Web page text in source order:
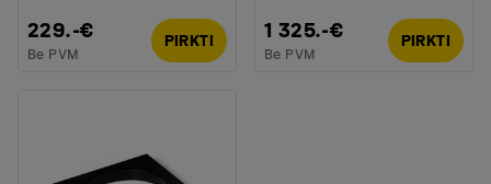
229.-€
Be PVM
PIRKTI 1 325.-€
Be PVM
PIRKTI